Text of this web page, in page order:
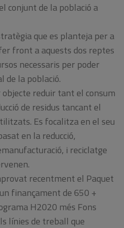
conjunt de la població a
que es planteja per a
front a aquests dos reptes
necessaris per poder
la població.
reduir tant el consum
de residus tancant el
Es focalitza en el seu
en la reducció,
i reciclatge
recentment el Paquet
finançament de 650 +
H2020 més Fons
línies de treball que